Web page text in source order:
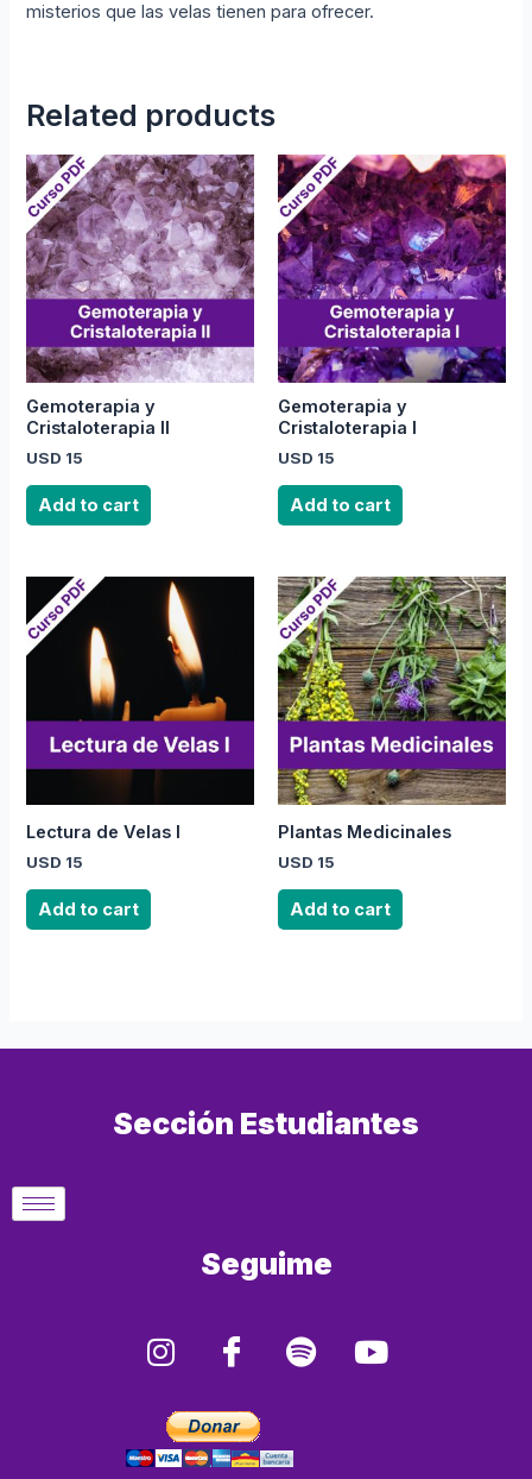
misterios que las velas tienen para ofrecer.
Related products
Gemoterapia y
Cristaloterapia II
USD 15
Add to cart
Gemoterapia y
Cristaloterapia I
USD 15
Add to cart
Lectura de Velas I
USD 15
Add to cart
Plantas Medicinales
USD 15
Add to cart
Sección Estudiantes
Seguime